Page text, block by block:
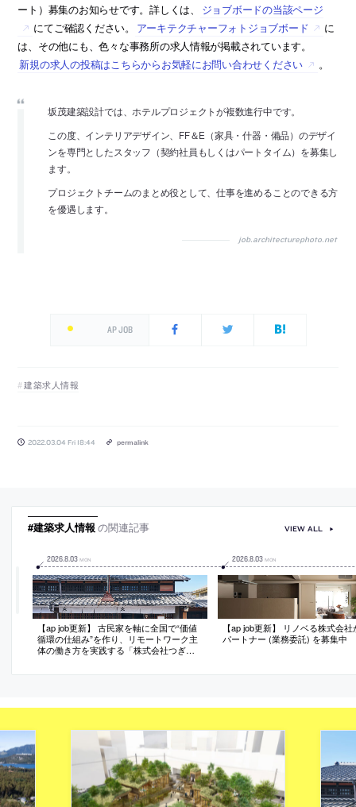
ート）募集のお知らせです。詳しくは、
ジョブボードの当該ページ
にてご確認ください。
アーキテクチャーフォトジョブボード
に
は、その他にも、色々な事務所の求人情報が掲載されています。
新規の求人の投稿はこちらからお気軽にお問い合わせください
。
坂茂建築設計では、ホテルプロジェクトが複数進行中です。
この度、インテリアデザイン、FF＆E（家具・什器・備品）のデザイ
ンを専門としたスタッフ（契約社員もしくはパートタイム）を募集し
ます。
プロジェクトチームのまとめ役として、仕事を進めることのできる方
を優遇します。
job.architecturephoto.net
AP JOB
建築求人情報
2022.03.04 Fri 18:44 permalink
#建築求人情報 の関連記事
2026.8.03 MON
【ap job更新】 古民家を軸に全国で“価値
循環の仕組み”を作り、リモートワーク主
体の働き方を実践する「株式会社つぎ
を募集中
2026.8.03 MON
【ap job更新】 リノベる株式会
パートナー (業務委託) を募集中
VIEW ALL